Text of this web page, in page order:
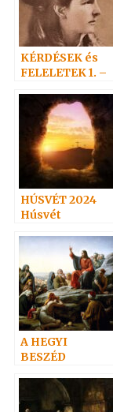
KÉRDÉSEK és
FELELETEK 1. –
professzor
HÚSVÉT 2024
Húsvét
A HEGYI
BESZÉD